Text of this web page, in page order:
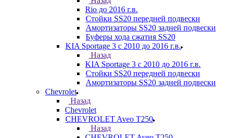
Rio до 2016 г.в.
Стойки SS20 передней подвески
Амортизаторы SS20 задней подвески
Буферы хода сжатия SS20
KIA Sportage 3 с 2010 до 2016 г.в.
Назад
KIA Sportage 3 с 2010 до 2016 г.в.
Стойки SS20 передней подвески
Амортизаторы SS20 задней подвески
Chevrolet
Назад
Chevrolet
CHEVROLET Aveo T250
Назад